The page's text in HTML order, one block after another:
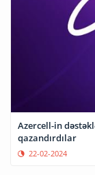
Azercell-in
qazandırdılar
22-02-2024